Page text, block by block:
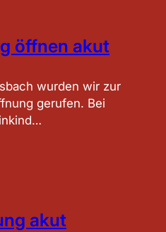
öffnen akut
wurden wir zur
gerufen. Bei
akut